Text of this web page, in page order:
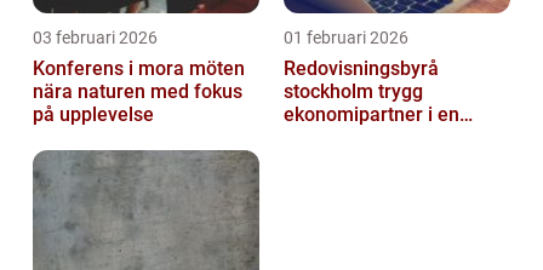
03 februari 2026
Konferens i mora möten
nära naturen med fokus
på upplevelse
01 februari 2026
Redovisningsbyrå
stockholm trygg
ekonomipartner i en